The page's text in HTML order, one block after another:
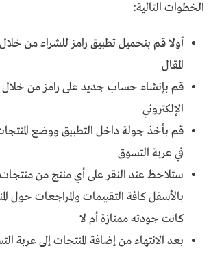
الخطوات التالية:
أولا قم بتحميل تطبيق رامز للشراء من خلال
المقال
قم بإنشاء حساب جديد على رامز من خلال
الإلكتروني
قم بأخذ جولة داخل التطبيق ووضع
في عربة التسوق
ستلاحظ عند النقر على أي منتج من
بالأسفل كافة التقييمات والمراجعات حول
كانت جودته ممتازة أم لا
بعد الانتهاء من إضافة المنتجات إلى عربة